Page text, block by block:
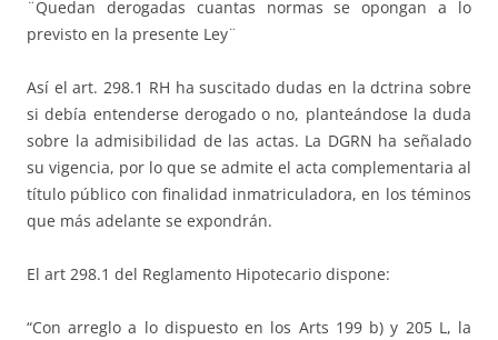
¨Quedan derogadas cuantas normas se opongan a lo
previsto en la presente Ley¨
Así el art. 298.1 RH ha suscitado dudas en la dctrina sobre
si debía entenderse derogado o no, planteándose la duda
sobre la admisibilidad de las actas. La DGRN ha señalado
su vigencia, por lo que se admite el acta complementaria al
título público con finalidad inmatriculadora, en los téminos
que más adelante se expondrán.
El art 298.1 del Reglamento Hipotecario dispone:
“Con arreglo a lo dispuesto en los Arts 199 b) y 205 L, la